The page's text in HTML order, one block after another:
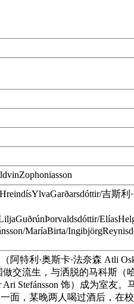
吉斯利
MaríaBirta/
阿特利·奥斯卡·法奈森 Atli
做交流生，与洒脱的马科斯（
Ari Stefánsson 饰）成为室友。
面，某晚两人喝过酒后，在